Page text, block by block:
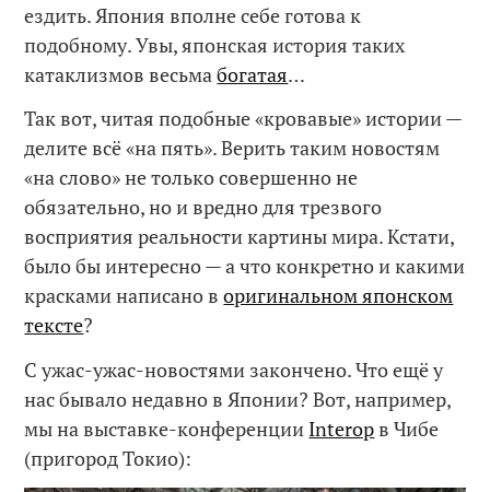
ездить. Япония вполне себе готова к
подобному. Увы, японская история таких
катаклизмов весьмабогатая…
Так вот, читая подобные «кровавые» истории —
делите всё «на пять». Верить таким новостям
«на слово» не только совершенно не
обязательно, но и вредно для трезвого
восприятия реальности картины мира. Кстати,
было бы интересно — а что конкретно и какими
красками написано воригинальном японском
тексте?
С ужас-ужас-новостями закончено. Что ещё у
нас бывало недавно в Японии? Вот, например,
мы на выставке-конференции Interopв Чибе
(пригород Токио):